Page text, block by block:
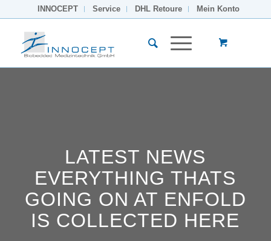
INNOCEPT Service DHL Retoure Mein Konto
LATEST NEWS
EVERYTHING THATS
GOING ON AT ENFOLD
IS COLLECTED HERE